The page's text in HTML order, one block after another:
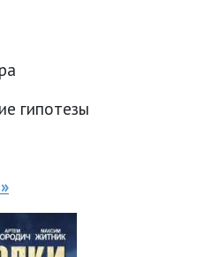
гипотезы